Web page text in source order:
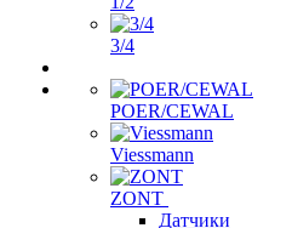
3/4
POER/CEWAL
Viessmann
ZONT
Датчики